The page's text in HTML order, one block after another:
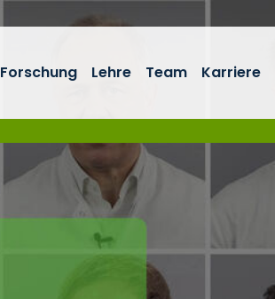
Forschung Lehre Team Karriere